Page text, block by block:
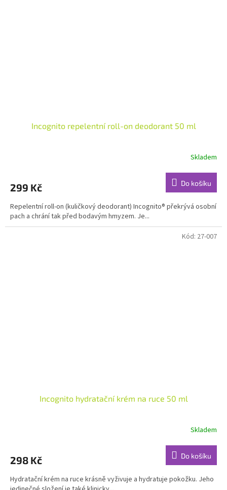
Incognito repelentní roll-on deodorant 50 ml
je
z
5
hvězdiček.
Skladem
299 Kč Do košíku
Repelentní roll-on (kuličkový deodorant) Incognito® překrývá osobní
pach a chrání tak před bodavým hmyzem. Je...
Incognito hydratační krém na ruce 50 ml
je
z
Skladem
298 Kč Do košíku
Hydratační krém na ruce krásně vyživuje a hydratuje pokožku. Jeho
Kód: 27-007